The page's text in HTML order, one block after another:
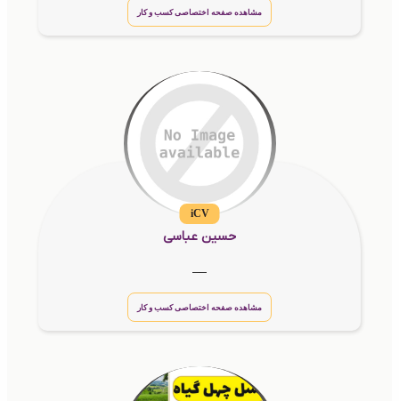
مشاهده صفحه اختصاصی کسب و کار
iCV
حسین عباسی
مشاهده صفحه اختصاصی کسب و کار